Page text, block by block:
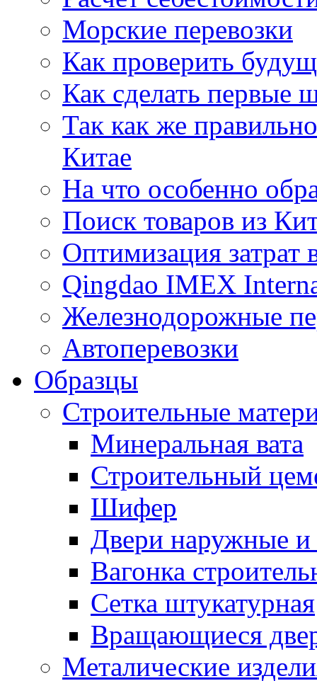
Морские перевозки
Как проверить
Как сделать первые
Так как же
Китае
На что особенно
Поиск товаров из
Оптимизация затрат
Qingdao IMEX
Железнодорожные
Автоперевозки
Образцы
Строительные
Минеральная вата
Строительный
Шифер
Двери наружные и
Вагонка
Сетка штукатурная
Вращающиеся
Металические